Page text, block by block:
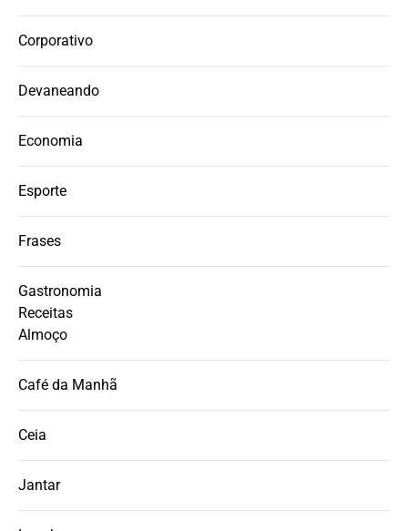
Corporativo
Devaneando
Economia
Esporte
Frases
Gastronomia
Receitas
Almoço
Café da Manhã
Ceia
Jantar